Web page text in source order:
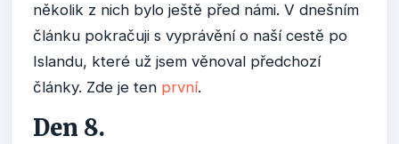
několik z nich bylo ještě před námi. V dnešním
článku pokračuji s vyprávění o naší cestě po
Islandu, které už jsem věnoval předchozí
články. Zde je ten první.
Den 8.